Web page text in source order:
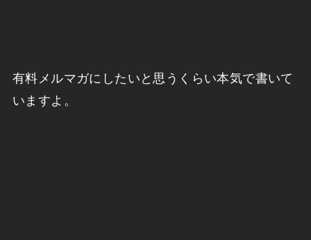
有料メルマガにしたいと思うくらい本気で書いて
いますよ。